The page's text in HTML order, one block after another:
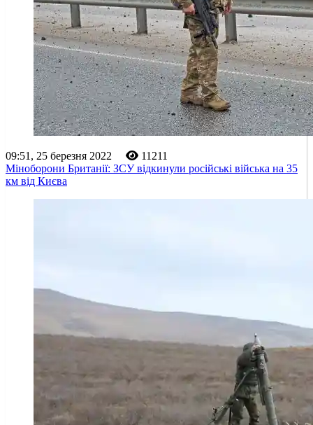
09:51, 25 березня 2022
11211
Міноборони Британії: ЗСУ відкинули російські війська на 35
км від Києва